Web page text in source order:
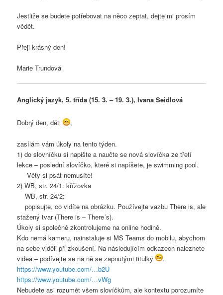
Jestliže se budete potřebovat na něco zeptat, dejte mi prosím
vědět.
Přeji krásný den!
Marie Trundová
Anglický jazyk, 5. třída (15. 3. – 19. 3.), Ivana Seidlová
Dobrý den, děti ,
zasílám vám úkoly na tento týden.
1) do slovníčku si napište a naučte se nová slovíčka ze třetí
lekce – poslední slovíčko, které si napíšete, je swimming pool.
Věty si psát nemusíte!
2) WB, str. 24/1: křížovka
WB, str. 24/2:
popisujte, co vidíte na obrázku. Používejte vazbu There is, ale
stažený tvar (There is – There´s).
Úkoly si společně zkontrolujeme na online hodině.
Kdo nemá kameru, nainstaluje si MS Teams do mobilu, abychom
na sebe viděli při zkoušení. Na následujícím odkazech naleznete
videa – podívejte se na ně se zapnutými titulky
.
https://www.youtube.com/…b2U
https://www.youtube.com/…vWg
Nebudete asi rozumět všem slovíčkům, ale kontextu porozumíte